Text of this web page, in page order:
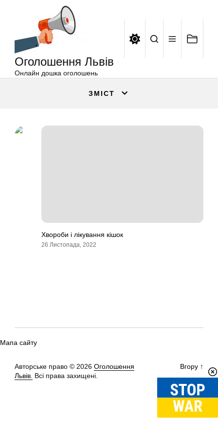
Оголошення Львів
Онлайн дошка оголошень
ЗМІСТ
Хвороби і лікування кішок
26 Листопада, 2022
Мапа сайту
Авторське право © 2026 Оголошення
Львів. Всі права захищені.
Вгору ↑